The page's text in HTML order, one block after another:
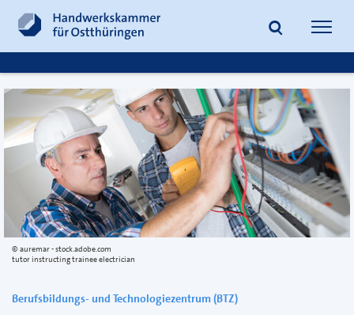
Inhalt
springen
Fußzeile
springen
Suche
auremar - stock.adobe.com
tutor instructing trainee electrician
Berufsbildungs- und Technologiezentrum (BTZ)